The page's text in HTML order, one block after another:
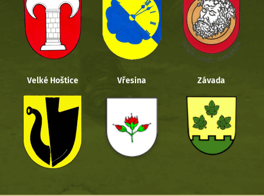
Velké Hoštice Vřesina Závada